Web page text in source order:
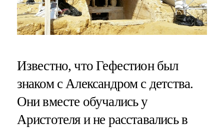
Известно, что Гефестион был
знаком с Александром с детства.
Они вместе обучались у
Аристотеля и не расставались в